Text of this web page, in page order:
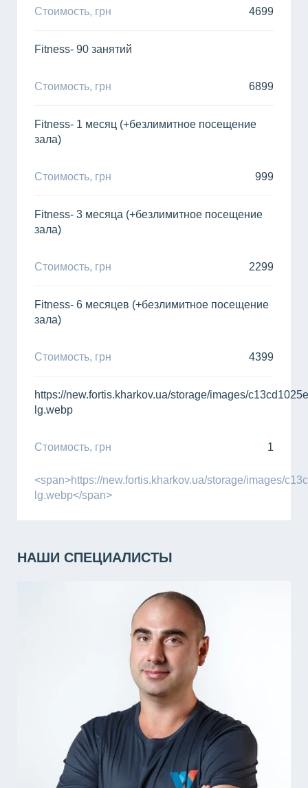
Стоимость, грн 4699
Fitness- 90 занятий
Стоимость, грн 6899
Fitness- 1 месяц (+безлимитное посещение
зала)
Стоимость, грн 999
Fitness- 3 месяца (+безлимитное посещение
зала)
Стоимость, грн 2299
Fitness- 6 месяцев (+безлимитное посещение
зала)
Стоимость, грн 4399
https://new.fortis.kharkov.ua/storage/images/
lg.webp
Стоимость, грн 1
<span>https://new.fortis.kharkov.ua/storage/images/
lg.webp</span>
НАШИ СПЕЦИАЛИСТЫ